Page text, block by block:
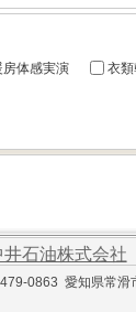
房体感実演 衣
井石油株式会社
0863 愛知県常滑